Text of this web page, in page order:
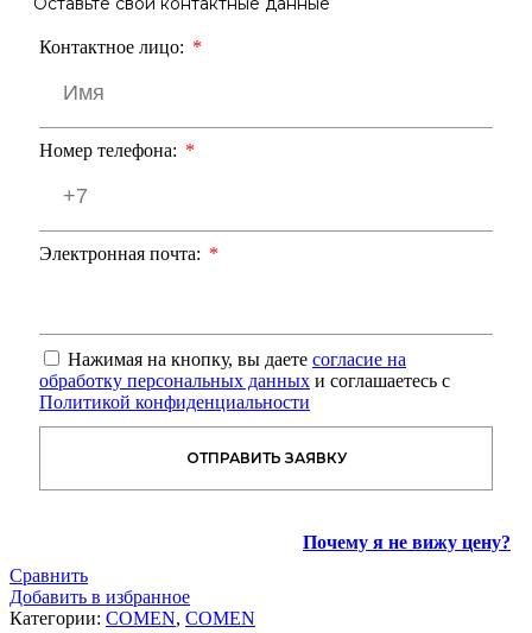
Контактное лицо:
Номер телефона:
Электронная почта:
Нажимая на кнопку, вы даете согласие на
обработку персональных данных и соглашаетесь с
Политикой конфиденциальности
ОТПРАВИТЬ ЗАЯВКУ
Почему я не вижу цену?
Сравнить
Добавить в избранное
Категории: COMEN, COMEN